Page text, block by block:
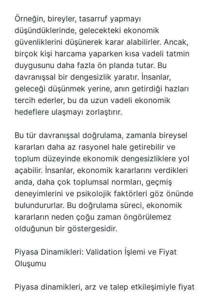
Örneğin, bireyler, tasarruf yapmayı
düşündüklerinde, gelecekteki ekonomik
güvenliklerini düşünerek karar alabilirler. Ancak,
birçok kişi harcama yaparken kısa vadeli tatmin
duygusunu daha fazla ön planda tutar. Bu
davranışsal bir dengesizlik yaratır. İnsanlar,
geleceği düşünmek yerine, anın getirdiği hazları
tercih ederler, bu da uzun vadeli ekonomik
hedeflere ulaşmayı zorlaştırır.
Bu tür davranışsal doğrulama, zamanla bireysel
kararları daha az rasyonel hale getirebilir ve
toplum düzeyinde ekonomik dengesizliklere yol
açabilir. İnsanlar, ekonomik kararlarını verdikleri
anda, daha çok toplumsal normları, geçmiş
deneyimlerini ve psikolojik faktörleri göz önünde
bulundururlar. Bu doğrulama süreci, ekonomik
kararların neden çoğu zaman öngörülemez
olduğunun bir göstergesidir.
Piyasa Dinamikleri: Validation İşlemi ve Fiyat
Oluşumu
Piyasa dinamikleri, arz ve talep etkileşimiyle fiyat